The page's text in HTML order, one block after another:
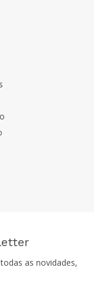
as novidades,